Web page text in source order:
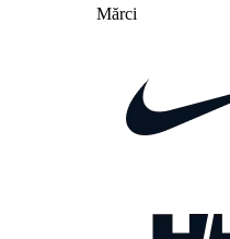
Mărci